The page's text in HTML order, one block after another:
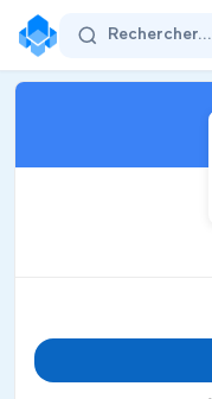
Rechercher...